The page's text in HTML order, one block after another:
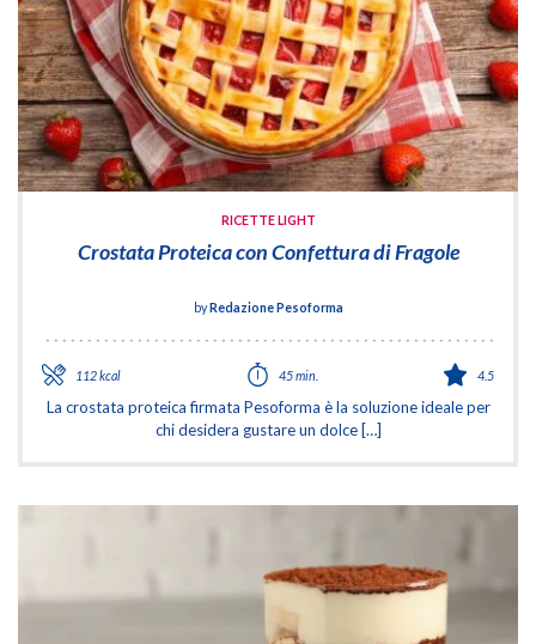
RICETTE LIGHT
Crostata Proteica con Confettura di Fragole
byRedazione Pesoforma
112 kcal 45 min. 4.5
La crostata proteica firmata Pesoforma è la soluzione ideale per
chi desidera gustare un dolce […]